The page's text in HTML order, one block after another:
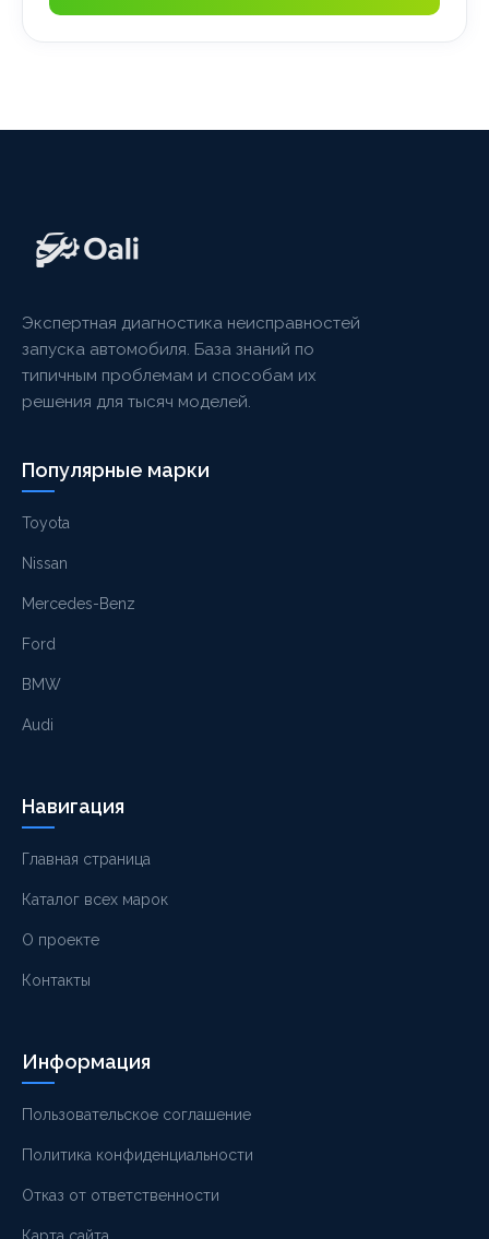
Экспертная диагностика неисправностей
запуска автомобиля. База знаний по
типичным проблемам и способам их
решения для тысяч моделей.
Популярные марки
Toyota
Nissan
Mercedes-Benz
Ford
BMW
Audi
Навигация
Главная страница
Каталог всех марок
О проекте
Контакты
Информация
Пользовательское соглашение
Политика конфиденциальности
Отказ от ответственности